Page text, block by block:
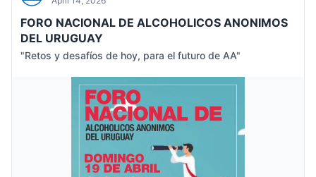
FORO NACIONAL DE ALCOHOLICOS ANONIMOS
DEL URUGUAY
"Retos y desafíos de hoy, para el futuro de AA"